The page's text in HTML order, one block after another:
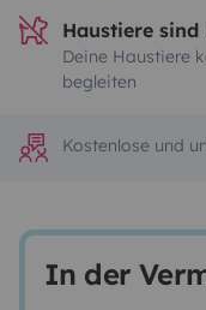
Haustiere
Deine Haustiere
begleiten
Kostenlose und
In der